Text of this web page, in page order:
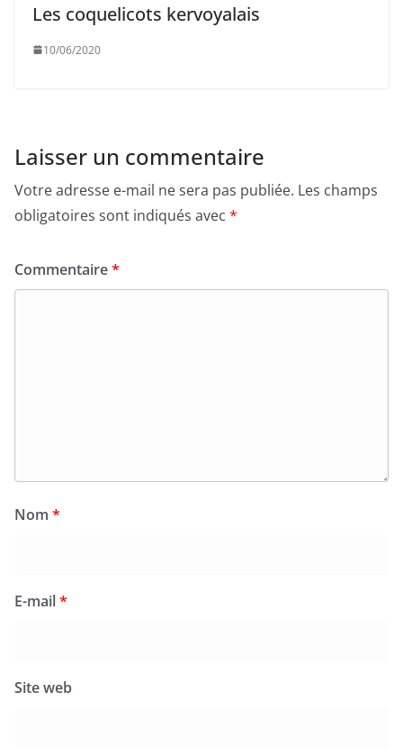
Les coquelicots kervoyalais
10/06/2020
Laisser un commentaire
Votre adresse e-mail ne sera pas publiée. Les champs
obligatoires sont indiqués avec *
Commentaire*
Nom *
E-mail*
Site web